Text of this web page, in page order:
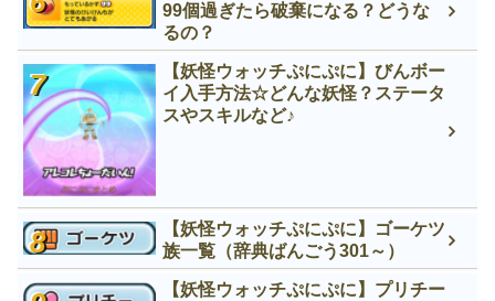
99個過ぎたら破棄になる？どうな
るの？
【妖怪ウォッチぷにぷに】びんボー
イ入手方法☆どんな妖怪？ステータ
スやスキルなど♪
【妖怪ウォッチぷにぷに】ゴーケツ
族一覧（辞典ばんごう301～）
【妖怪ウォッチぷにぷに】プリチー